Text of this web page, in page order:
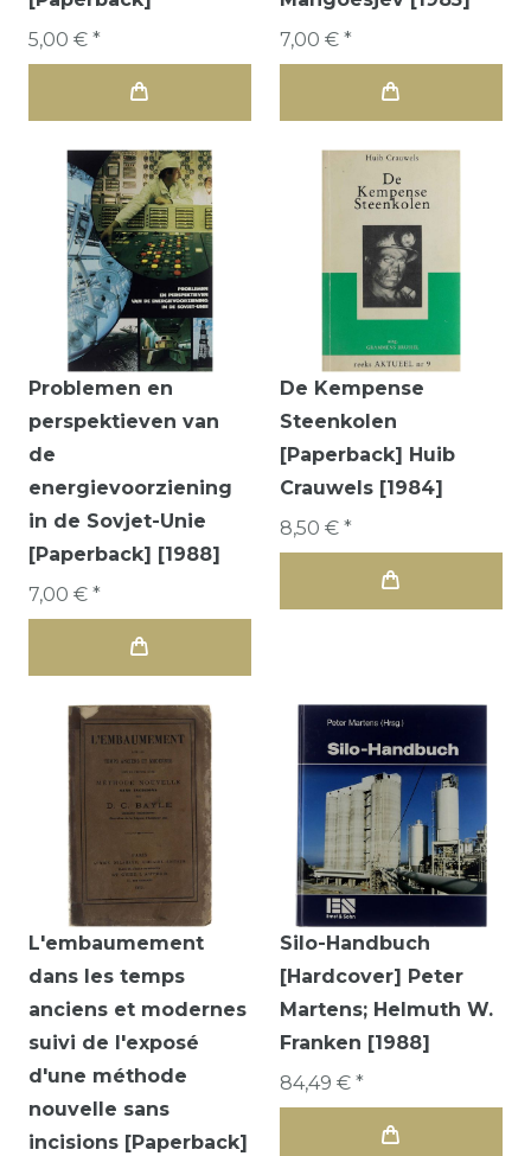
5,00 € *
7,00 € *
Problemen en
perspektieven van
de
energievoorziening
in de Sovjet-Unie
[Paperback] [1988]
7,00 € *
De Kempense
Steenkolen
[Paperback] Huib
Crauwels [1984]
8,50 € *
L'embaumement
dans les temps
anciens et modernes
suivi de l'exposé
d'une méthode
nouvelle sans
incisions [Paperback]
Silo-Handbuch
[Hardcover] Peter
Martens; Helmuth W.
Franken [1988]
84,49 € *